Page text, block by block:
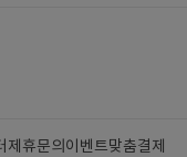
제휴문의이벤트맞춤결제